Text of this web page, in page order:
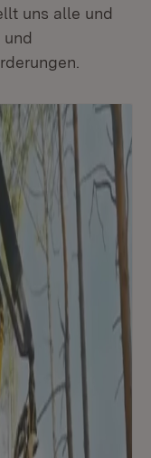
uns alle und